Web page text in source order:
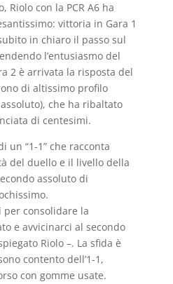
Riolo con la PCR A6 ha
vittoria in Gara 1
in chiaro il passo sul
l’entusiasmo del
2 è arrivata la risposta del
di altissimo profilo
che ha ribaltato
di centesimi.
un “1-1” che racconta
del duello e il livello della
assoluto di
per consolidare la
e avvicinarci al secondo
Riolo –. La sfida è
contento dell’1-1,
con gomme usate.